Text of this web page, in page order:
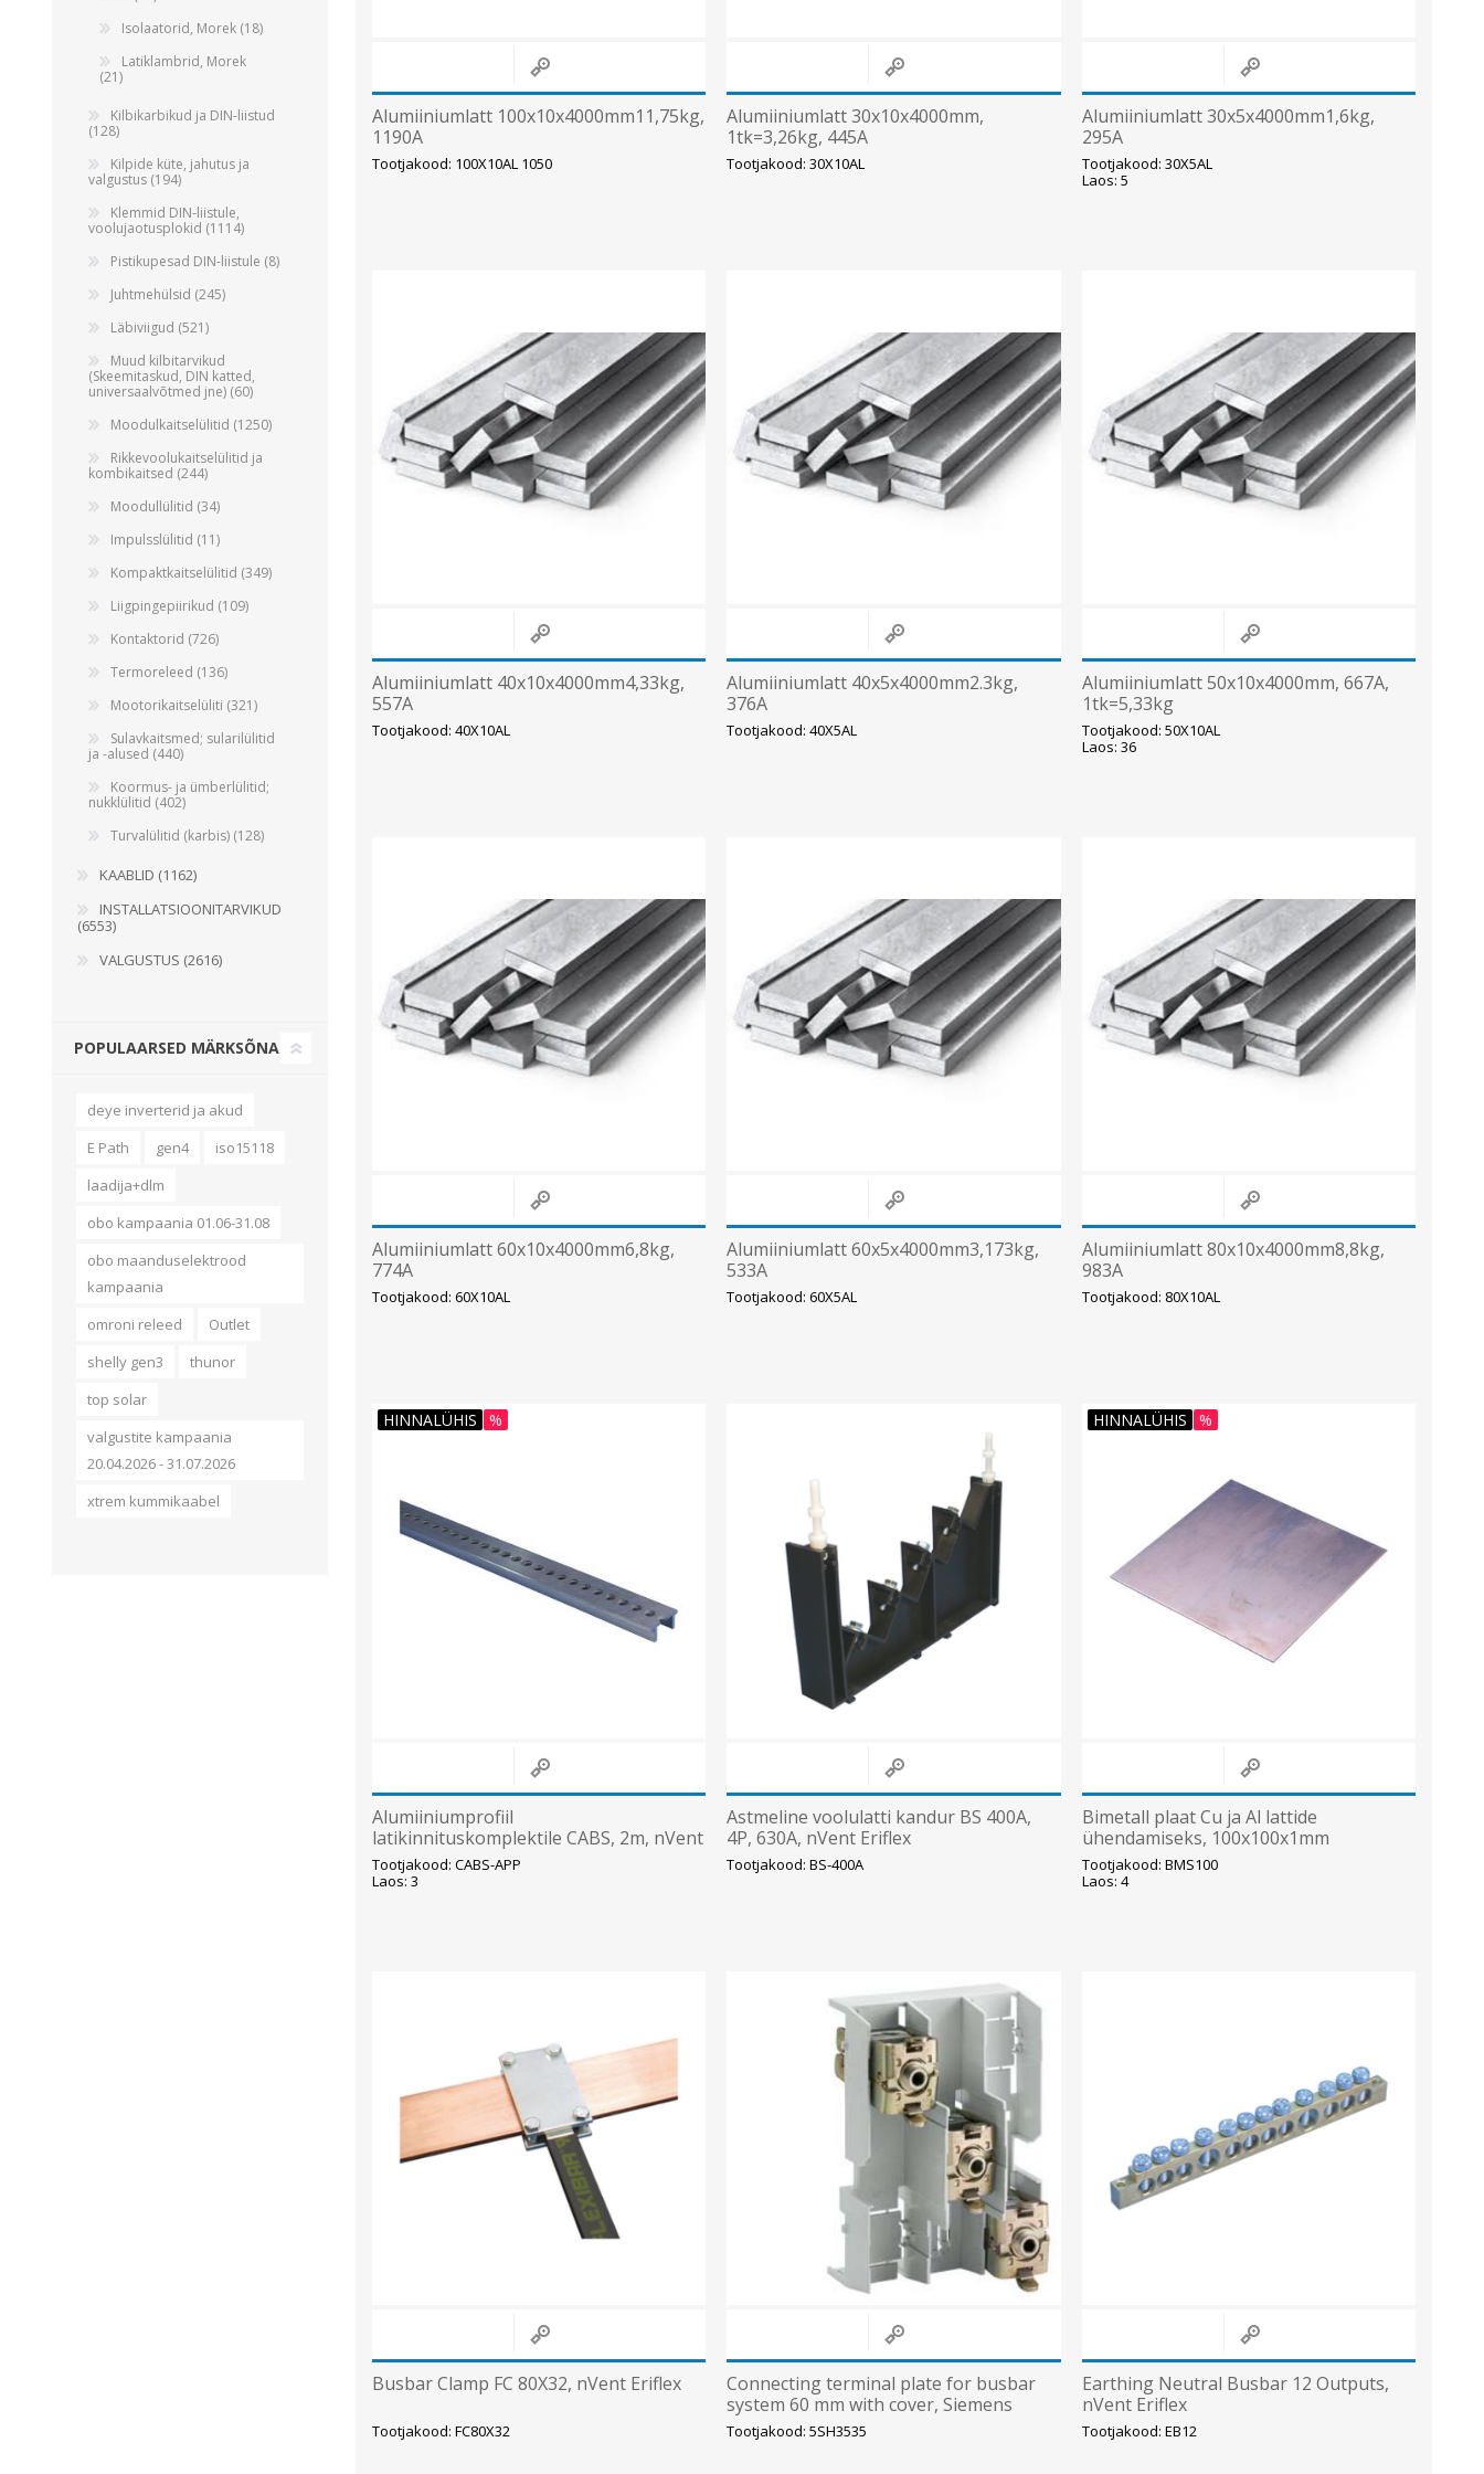
Alumiiniumlatt 100x10x4000mm11,75kg,
1190A
Tootjakood: 100X10AL 1050
Alumiiniumlatt 30x10x4000mm,
1tk=3,26kg, 445A
Tootjakood: 30X10AL
Alumiiniumlatt 30x5x4000mm1,6kg,
295A
Tootjakood: 30X5AL
Laos: 5
Alumiiniumlatt 40x10x4000mm4,33kg,
557A
Tootjakood: 40X10AL
Alumiiniumlatt 40x5x4000mm2.3kg,
376A
Tootjakood: 40X5AL
Alumiiniumlatt 50x10x4000mm, 667A,
1tk=5,33kg
Tootjakood: 50X10AL
Laos: 36
Alumiiniumlatt 60x10x4000mm6,8kg,
774A
Tootjakood: 60X10AL
Alumiiniumlatt 60x5x4000mm3,173kg,
533A
Tootjakood: 60X5AL
Alumiiniumlatt 80x10x4000mm8,8kg,
983A
Tootjakood: 80X10AL
HINNALÜHIS %
Alumiiniumprofiil
latikinnituskomplektile CABS, 2m, nVent
Eriflex
Tootjakood: CABS-APP
Laos: 3
Astmeline voolulatti kandur BS 400A,
4P, 630A, nVent Eriflex
Tootjakood: BS-400A
HINNALÜHIS %
Bimetall plaat Cu ja Al lattide
ühendamiseks, 100x100x1mm
Tootjakood: BMS100
Laos: 4
Busbar Clamp FC 80X32, nVent Eriflex
Tootjakood: FC80X32
Connecting terminal plate for busbar
system 60 mm with cover, Siemens
Tootjakood: 5SH3535
Earthing Neutral Busbar 12 Outputs,
nVent Eriflex
Tootjakood: EB12
Isolaatorid, Morek (18)
Latiklambrid, Morek
(21)
Kilbikarbikud ja DIN-liistud
(128)
Kilpide küte, jahutus ja
valgustus (194)
Klemmid DIN-liistule,
voolujaotusplokid (1114)
Pistikupesad DIN-liistule (8)
Juhtmehülsid (245)
Läbiviigud (521)
Muud kilbitarvikud
(Skeemitaskud, DIN katted,
universaalvõtmed jne) (60)
Moodulkaitselülitid (1250)
Rikkevoolukaitselülitid ja
kombikaitsed (244)
Moodullülitid (34)
Impulsslülitid (11)
Kompaktkaitselülitid (349)
Liigpingepiirikud (109)
Kontaktorid (726)
Termoreleed (136)
Mootorikaitselüliti (321)
Sulavkaitsmed; sularilülitid
ja -alused (440)
Koormus- ja ümberlülitid;
nukklülitid (402)
Turvalülitid (karbis) (128)
KAABLID (1162)
INSTALLATSIOONITARVIKUD
(6553)
VALGUSTUS (2616)
POPULAARSED MÄRKSÕNAD
deye inverterid ja akud
E Path
gen4
iso15118
laadija+dlm
obo kampaania 01.06-31.08
obo maanduselektrood
kampaania
omroni releed
Outlet
shelly gen3
thunor
top solar
valgustite kampaania
20.04.2026 - 31.07.2026
xtrem kummikaabel